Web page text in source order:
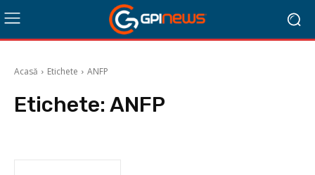
Acasă Etichete ANFP
Etichete: ANFP